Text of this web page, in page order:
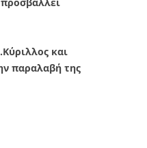
και
παραλαβή της